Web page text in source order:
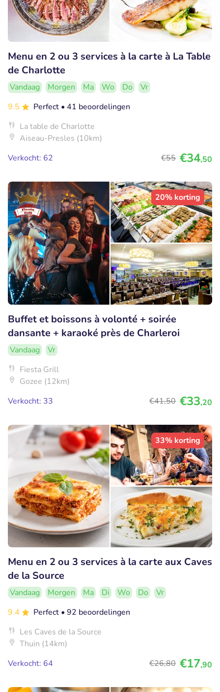
Menu en 2 ou 3 services à la carte à La Table
de Charlotte
Vandaag Morgen Ma Wo Do
Vr
9.5
Perfect • 41 beoordelingen
La table de Charlotte
Aiseau-Presles (10km)
Verkocht: 62
€55 €34,50
20% korting
Buffet et boissons à volonté + soirée
dansante + karaoké près de Charleroi
Vandaag
Vr
Fiesta Grill
Gozee (12km)
Verkocht: 33
€41,50 €33,20
33% korting
Menu en 2 ou 3 services à la carte aux Caves
de la Source
Vandaag Morgen Ma Di Wo Do
Vr
9.4
Perfect • 92 beoordelingen
Les Caves de la Source
Thuin (14km)
Verkocht: 64
€26,80 €17,90